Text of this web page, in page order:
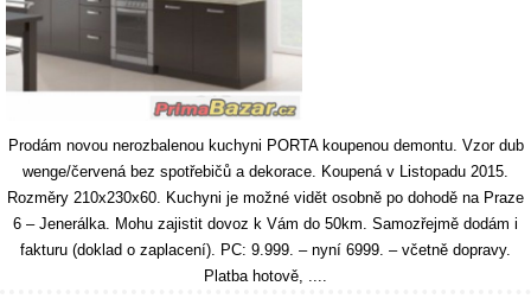
Prodám novou nerozbalenou kuchyni PORTA koupenou demontu. Vzor dub
wenge/červená bez spotřebičů a dekorace. Koupená v Listopadu 2015.
Rozměry 210x230x60. Kuchyni je možné vidět osobně po dohodě na Praze
6 – Jenerálka. Mohu zajistit dovoz k Vám do 50km. Samozřejmě dodám i
fakturu (doklad o zaplacení). PC: 9.999. – nyní 6999. – včetně dopravy.
Platba hotově, ....